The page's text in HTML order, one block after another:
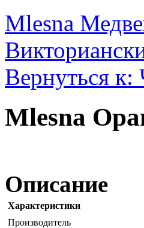
Mlesna
Вернуться
Mlesna
Описание
Характеристики
Производитель